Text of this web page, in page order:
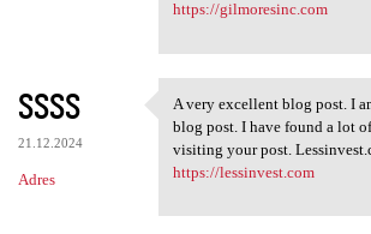
https://gilmoresinc.com
SSSS
21.12.2024
Adres
A very excellent blog
A very excellent blog post. I
blog post. I have found a lot
visiting your post.
https://lessinvest.com